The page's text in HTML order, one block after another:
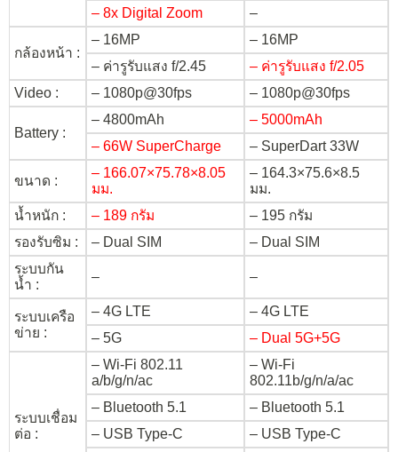
– 8x Digital Zoom
–
กล้องหน้า :
– 16MP
– 16MP
– ค่ารูรับแสง f/2.45
– ค่ารูรับแสง f/2.05
Video :
– 1080p@30fps – 1080p@30fps
Battery :
– 4800mAh
– 5000mAh
– 66W SuperCharge
– SuperDart 33W
ขนาด :
– 166.07×75.78×8.05
มม.
– 164.3×75.6×8.5
มม.
น้ำหนัก :
– 189 กรัม
– 195 กรัม
รองรับซิม :
– Dual SIM
– Dual SIM
ระบบกัน
น้ำ :
– –
ระบบเครือ
ข่าย :
– 4G LTE
– 4G LTE
– 5G
– Dual 5G+5G
ระบบเชื่อม
ต่อ :
– Wi-Fi 802.11
a/b/g/n/ac
– Wi-Fi
802.11b/g/n/a/ac
– Bluetooth 5.1
– Bluetooth 5.1
– USB Type-C
– USB Type-C